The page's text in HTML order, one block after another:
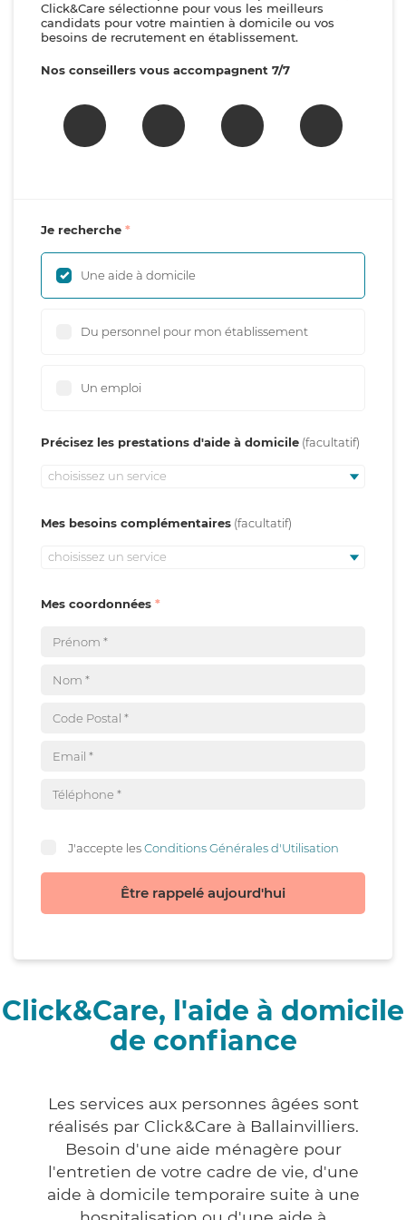
Click&Care sélectionne pour vous les meilleurs
candidats pour votre maintien à domicile ou vos
besoins de recrutement en établissement.
Nos conseillers vous accompagnent 7/7
Je recherche
Une aide à domicile
Du personnel pour mon établissement
Un emploi
Précisez les prestations d'aide à domicile
choisissez un service
Mes besoins complémentaires
choisissez un service
Mes coordonnées
J'accepte lesConditions Générales d'Utilisation
Être rappelé aujourd'hui
Click&Care, l'aide à domicile
de confiance
Les services aux personnes âgées sont
réalisés par Click&Care à Ballainvilliers.
Besoin d'une aide ménagère pour
l'entretien de votre cadre de vie, d'une
aide à domicile temporaire suite à une